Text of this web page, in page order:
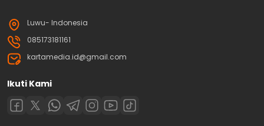
Luwu- Indonesia
085173181161
kartamedia.id@gmail.com
Ikuti Kami